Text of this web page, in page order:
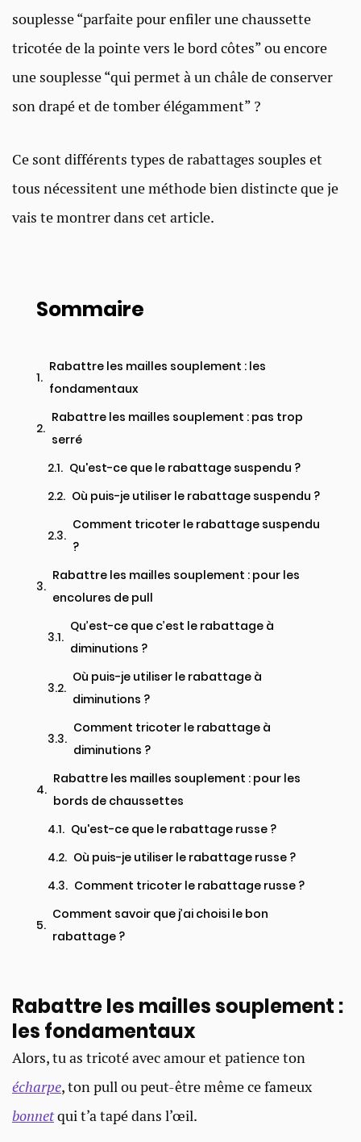
souplesse “parfaite pour enfiler une chaussette
tricotée de la pointe vers le bord côtes” ou encore
une souplesse “qui permet à un châle de conserver
son drapé et de tomber élégamment” ?
Ce sont différents types de rabattages souples et
tous nécessitent une méthode bien distincte que je
vais te montrer dans cet article.
Sommaire
Rabattre les mailles souplement : les
fondamentaux
Rabattre les mailles souplement : pas trop
serré
Qu'est-ce que le rabattage suspendu ?
Où puis-je utiliser le rabattage suspendu ?
Comment tricoter le rabattage suspendu
?
Rabattre les mailles souplement : pour les
encolures de pull
Qu’est-ce que c’est le rabattage à
diminutions ?
Où puis-je utiliser le rabattage à
diminutions ?
Comment tricoter le rabattage à
diminutions ?
Rabattre les mailles souplement : pour les
bords de chaussettes
Qu'est-ce que le rabattage russe ?
Où puis-je utiliser le rabattage russe ?
Comment tricoter le rabattage russe ?
Comment savoir que j’ai choisi le bon
rabattage ?
Rabattre les mailles souplement :
les fondamentaux
Alors, tu as tricoté avec amour et patience ton
écharpe, ton pull ou peut-être même ce fameux
bonnetqui t’a tapé dans l’œil.